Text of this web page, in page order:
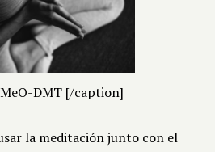
DMT [/caption]
la meditación junto con el